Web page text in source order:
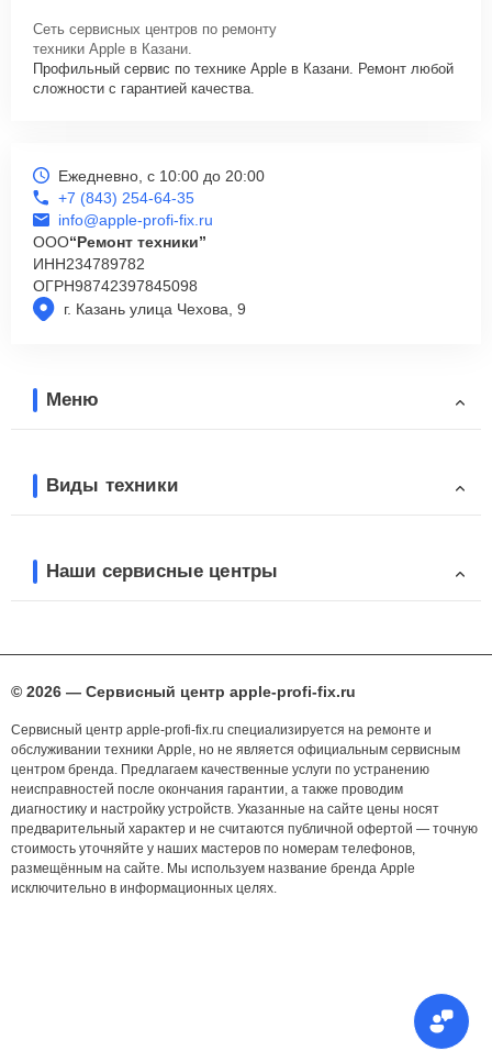
Сеть сервисных центров по ремонту
техники Apple в Казани.
Профильный сервис по технике Apple в Казани. Ремонт любой
сложности с гарантией качества.
г. Казань улица Чехова, 9
Ежедневно, с 10:00 до 20:00
+7 (843) 254-64-35
info@apple-profi-fix.ru
ООО“Ремонт техники”
ИНН234789782
ОГРН98742397845098
Меню
Виды техники
Наши сервисные центры
© 2026 — Сервисный центр apple-profi-fix.ru
Сервисный центр apple-profi-fix.ru специализируется на ремонте и
обслуживании техники Apple, но не является официальным сервисным
центром бренда. Предлагаем качественные услуги по устранению
неисправностей после окончания гарантии, а также проводим
диагностику и настройку устройств. Указанные на сайте цены носят
предварительный характер и не считаются публичной офертой — точную
стоимость уточняйте у наших мастеров по номерам телефонов,
размещённым на сайте. Мы используем название бренда Apple
исключительно в информационных целях.